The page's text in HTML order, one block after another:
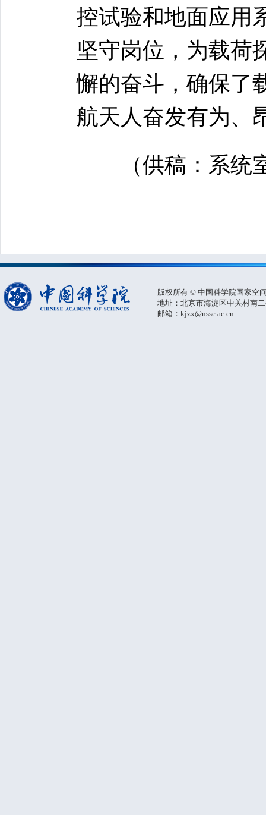
控试验和地面应用
坚守岗位，为载荷
懈的奋斗，确保了
航天人奋发有为、
（供稿：系统
版权所有 © 中国科学院国家空
地址：北京市海淀区中关村南
邮箱：kjzx@nssc.ac.cn